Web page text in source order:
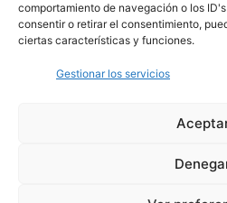
comportamiento de navegación o los
consentir o retirar el consentimiento,
ciertas características y funciones.
Gestionar los servicios